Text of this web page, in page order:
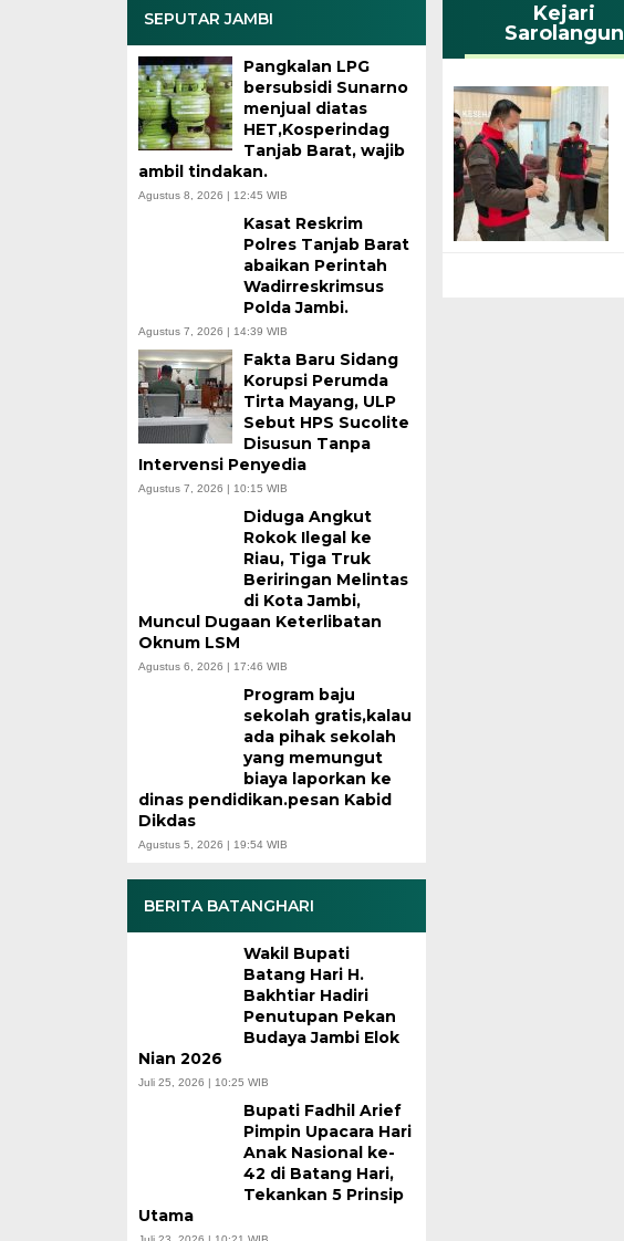
SEPUTAR JAMBI
Pangkalan LPG
bersubsidi Sunarno
menjual diatas
HET,Kosperindag
Tanjab Barat, wajib
ambil tindakan.
Agustus 8, 2026 | 12:45 WIB
Kasat Reskrim
Polres Tanjab Barat
abaikan Perintah
Wadirreskrimsus
Polda Jambi.
Agustus 7, 2026 | 14:39 WIB
Fakta Baru Sidang
Korupsi Perumda
Tirta Mayang, ULP
Sebut HPS Sucolite
Disusun Tanpa
Intervensi Penyedia
Agustus 7, 2026 | 10:15 WIB
Diduga Angkut
Rokok Ilegal ke
Riau, Tiga Truk
Beriringan Melintas
di Kota Jambi,
Muncul Dugaan Keterlibatan
Oknum LSM
Agustus 6, 2026 | 17:46 WIB
Program baju
sekolah gratis,kalau
ada pihak sekolah
yang memungut
biaya laporkan ke
dinas pendidikan.pesan Kabid
Dikdas
Agustus 5, 2026 | 19:54 WIB
BERITA BATANGHARI
Wakil Bupati
Batang Hari H.
Bakhtiar Hadiri
Penutupan Pekan
Budaya Jambi Elok
Nian 2026
Juli 25, 2026 | 10:25 WIB
Bupati Fadhil Arief
Pimpin Upacara Hari
Anak Nasional ke-
42 di Batang Hari,
Tekankan 5 Prinsip
Utama
Kejari
Sarolangun